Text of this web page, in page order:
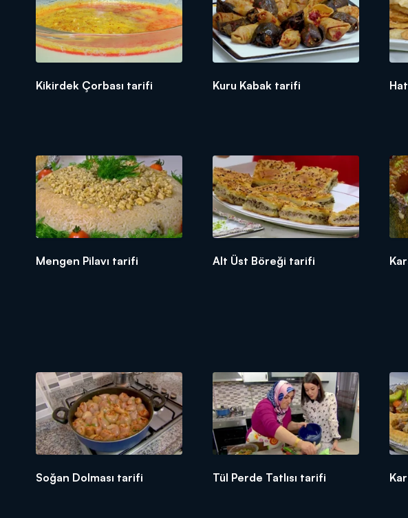
Kikirdek Çorbası tarifi Kuru Kabak tarifi
Mengen Pilavı tarifi Alt Üst Böreği tarifi
Soğan Dolması tarifi Tül Perde Tatlısı tarifi